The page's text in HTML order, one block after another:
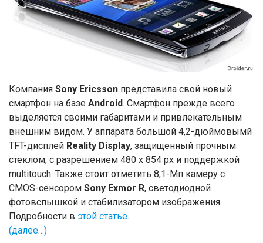
Компания Sony Ericsson представила свой новый
смартфон на базе Android. Смартфон прежде всего
выделяется своими габаритами и привлекательным
внешним видом. У аппарата большой 4,2-дюймовымй
TFT-дисплей Reality Display, защищенный прочным
стеклом, с разрешением 480 x 854 px и поддержкой
multitouch. Также стоит отметить 8,1-Мп камеру с
CMOS-сенсором Sony Exmor R, светодиодной
фотовспышкой и стабилизатором изображения.
Подробности в этой статье.
(далее…)